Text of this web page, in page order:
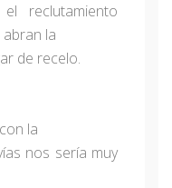
reclutamiento
la
de recelo.
la
nos sería muy